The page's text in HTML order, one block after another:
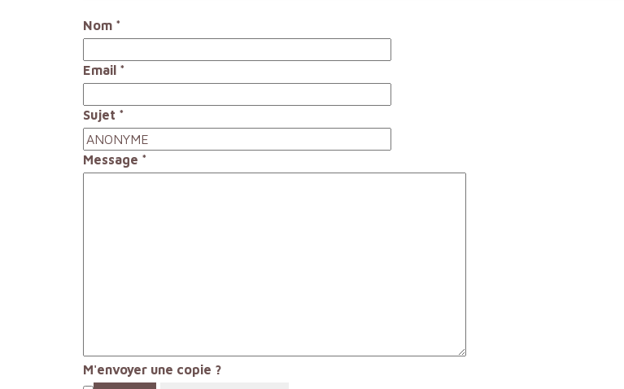
Nom *
Email *
Sujet *
Message *
M'envoyer une copie ?